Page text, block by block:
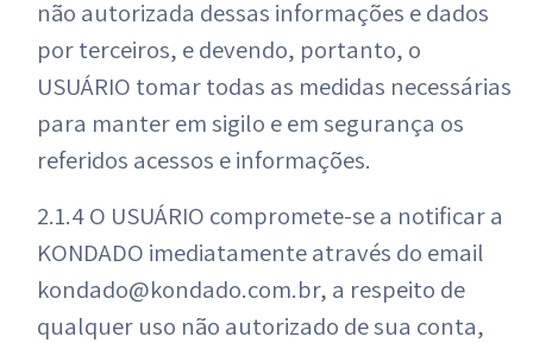
não autorizada dessas informações e dados
por terceiros, e devendo, portanto, o
USUÁRIO tomar todas as medidas necessárias
para manter em sigilo e em segurança os
referidos acessos e informações.
2.1.4 O USUÁRIO compromete-se a notificar a
KONDADO imediatamente através do email
kondado@kondado.com.br, a respeito de
qualquer uso não autorizado de sua conta,